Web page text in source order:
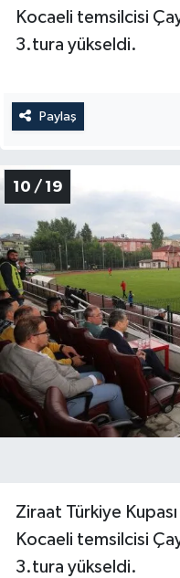
Kocaeli temsilcisi
3.tura yükseldi.
Paylaş
10 / 19
Ziraat Türkiye
Kocaeli temsilcisi
3.tura yükseldi.